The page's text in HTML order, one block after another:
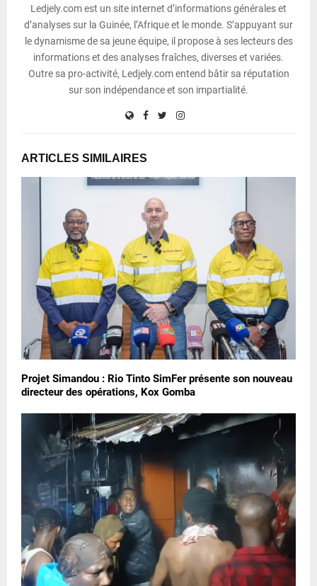
Ledjely.com est un site internet d’informations générales et
d’analyses sur la Guinée, l’Afrique et le monde. S’appuyant sur
le dynamisme de sa jeune équipe, il propose à ses lecteurs des
informations et des analyses fraîches, diverses et variées.
Outre sa pro-activité, Ledjely.com entend bâtir sa réputation
sur son indépendance et son impartialité.
ARTICLES SIMILAIRES
Projet Simandou : Rio Tinto SimFer présente son nouveau
directeur des opérations, Kox Gomba